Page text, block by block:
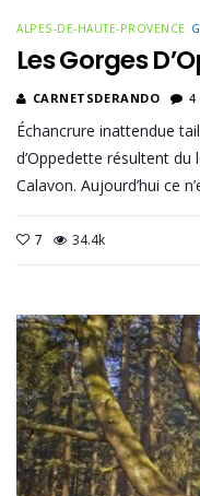
ALPES-DE-HAUTE-PROVENCE
Les Gorges
CARNETSDERANDO 4
Échancrure inattendue
d’Oppedette résultent du
Calavon. Aujourd’hui ce
7 34.4k